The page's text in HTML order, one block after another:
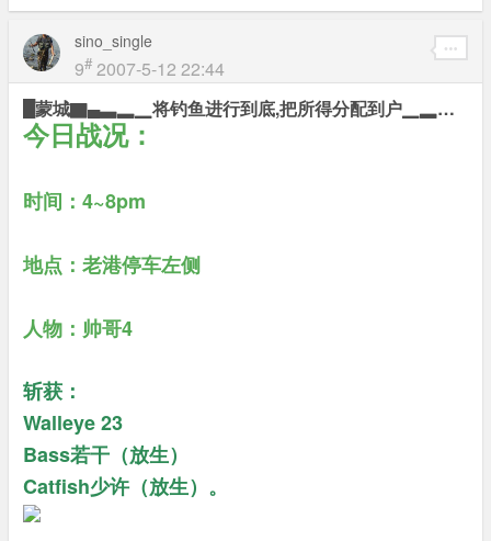
sino_single
9# 2007-5-12 22:44
█蒙城▇▄▃▂▁将钓鱼进行到底,把所得分配到户▁▂▃▄▇岸上█
今日战况：
时间：4~8pm
地点：老港停车左侧
人物：帅哥4
斩获：
Walleye 23
Bass若干（放生）
Catfish少许（放生）。